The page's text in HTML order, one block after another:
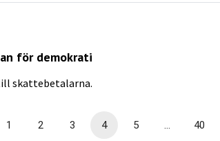
för demokrati
skattebetalarna.
1 2 3 4 5 40